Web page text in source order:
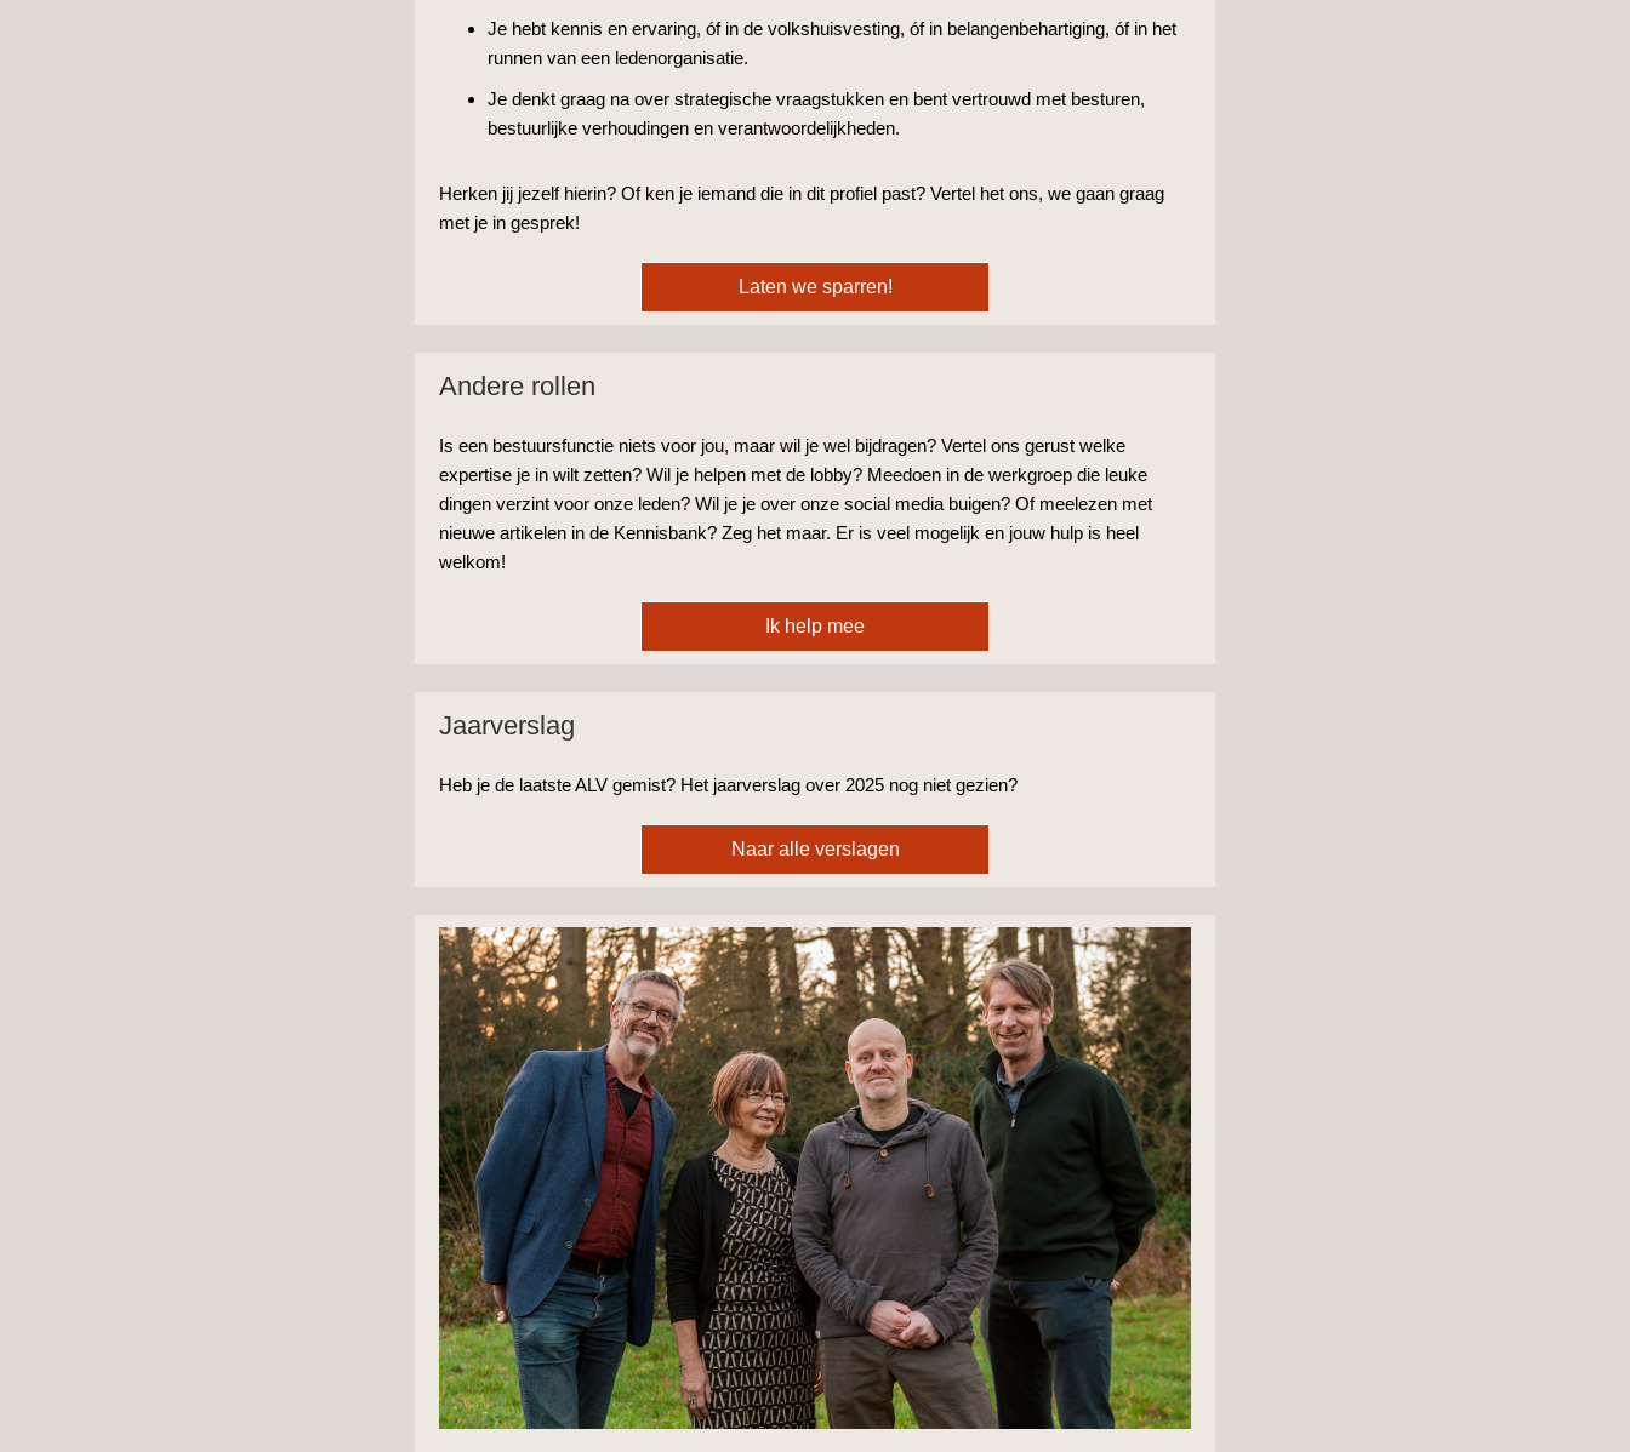
Je hebt kennis en ervaring, óf in de volkshuisvesting, óf in belangenbehartiging, óf in het
runnen van een ledenorganisatie.
Je denkt graag na over strategische vraagstukken en bent vertrouwd met besturen,
bestuurlijke verhoudingen en verantwoordelijkheden.
Herken jij jezelf hierin? Of ken je iemand die in dit profiel past? Vertel het ons, we gaan graag
met je in gesprek!
Laten we sparren!
Andere rollen
Is een bestuursfunctie niets voor jou, maar wil je wel bijdragen? Vertel ons gerust welke
expertise je in wilt zetten? Wil je helpen met de lobby? Meedoen in de werkgroep die leuke
dingen verzint voor onze leden? Wil je je over onze social media buigen? Of meelezen met
nieuwe artikelen in de Kennisbank? Zeg het maar. Er is veel mogelijk en jouw hulp is heel
welkom!
Ik help mee
Jaarverslag
Heb je de laatste ALV gemist? Het jaarverslag over 2025 nog niet gezien?
Naar alle verslagen